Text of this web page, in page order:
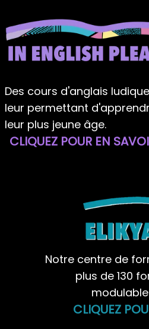
Des cours d'anglais
leur permettant
leur plus jeune âge.
CLIQUEZ POUR EN
Notre centre de
plus de 130
CLIQUEZ